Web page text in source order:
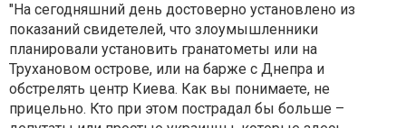
"На сегодняшний день достоверно установлено из
показаний свидетелей, что злоумышленники
планировали установить гранатометы или на
Трухановом острове, или на барже с Днепра и
обстрелять центр Киева. Как вы понимаете, не
прицельно. Кто при этом пострадал бы больше –